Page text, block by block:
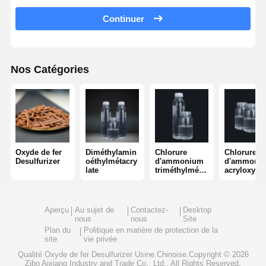
polyacrylamide non ionique
Polyacrylamide cationique
Agents gélifiants pour la fracturation et l'acidification
Agents de sédimentation à haute température
Desulfuriseur
Continuer
Nos Catégories
Oxyde de fer
Desulfurizer
Diméthylamin
oéthylmétacry
late
Chlorure
d'ammonium
triméthylméth
Chlorure
Aperçu
Au sujet de
nous
Contactez-
nous
Desktop
Site
Plan du
site
Politique en matière de protection de la
vie privée
Qualité Oxyde de fer DesulfurizerUsine Chinoise.Copyright © 2026
Zibo Aixiang Industry and Trade Co., Ltd.. All Rights Reserved.